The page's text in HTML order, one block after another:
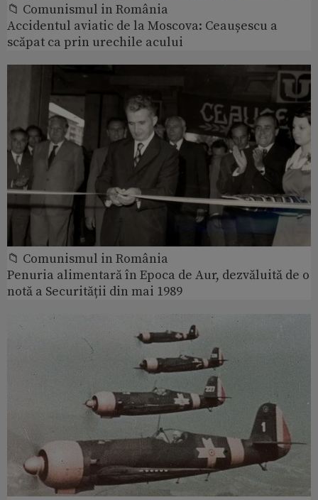
📁 Comunismul in România
Accidentul aviatic de la Moscova: Ceaușescu a
scăpat ca prin urechile acului
📁 Comunismul in România
Penuria alimentară în Epoca de Aur, dezvăluită de o
notă a Securității din mai 1989